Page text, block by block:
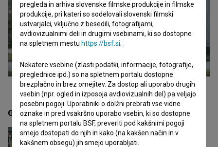
Galerija(1)
pregleda in arhiva slovenske filmske produkcije in filmske
produkcije, pri kateri so sodelovali slovenski filmski
ustvarjalci, vključno z besedili, fotografijami,
avdiovizualnimi deli in drugimi vsebinami, ki so dostopne
na spletnem mestu https://bsf.si
Nekatere vsebine (zlasti podatki, informacije, fotografije,
preglednice ipd.) so na spletnem portalu dostopne
brezplačno in brez omejitev. Za dostop ali uporabo drugih
vsebin (npr. ogled in izposoja avdiovizualnih del) pa veljajo
posebni pogoji. Uporabniki o dolžni prebrati vse vidne
oznake in pred vsakršno uporabo vsebin, ki so dostopne
na spletnem portalu BSF, preveriti pod kakšnimi pogoji
smejo dostopati do njih in kako (na kakšen način in v
kakšnem obsegu) jih smejo uporabljati.